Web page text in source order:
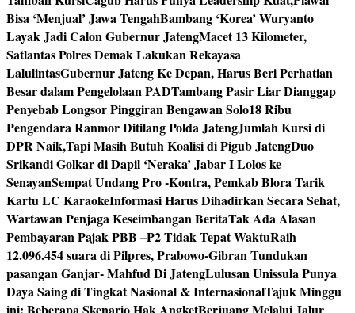
Bisa ‘Menjual’ Jawa TengahBambang ‘Korea’ Wuryanto
Layak Jadi Calon Gubernur JatengMacet 13 Kilometer,
Satlantas Polres Demak Lakukan Rekayasa
LalulintasGubernur Jateng Ke Depan, Harus Beri Perhatian
Besar dalam Pengelolaan PADTambang Pasir Liar Dianggap
Penyebab Longsor Pinggiran Bengawan Solo18 Ribu
Pengendara Ranmor Ditilang Polda JatengJumlah Kursi di
DPR Naik,Tapi Masih Butuh Koalisi di Pigub JatengDuo
Srikandi Golkar di Dapil ‘Neraka’ Jabar I Lolos ke
SenayanSempat Undang Pro -Kontra, Pemkab Blora Tarik
Kartu LC KaraokeInformasi Harus Dihadirkan Secara Sehat,
Wartawan Penjaga Keseimbangan BeritaTak Ada Alasan
Pembayaran Pajak PBB –P2 Tidak Tepat WaktuRaih
12.096.454 suara di Pilpres, Prabowo-Gibran Tundukan
pasangan Ganjar- Mahfud Di JatengLulusan Unissula Punya
Daya Saing di Tingkat Nasional & InternasionalTajuk Minggu